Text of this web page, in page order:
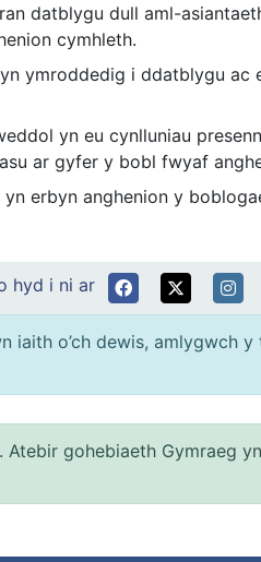
datblygu dull aml-
cymhleth.
ymroddedig i ddatblygu ac
yn eu cynlluniau
ar gyfer y bobl fwyaf
erbyn anghenion y
hyd i ni ar
iaith o’ch dewis, amlygwch
gohebiaeth Gymraeg